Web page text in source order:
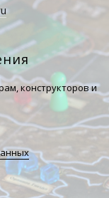
конструкторов и